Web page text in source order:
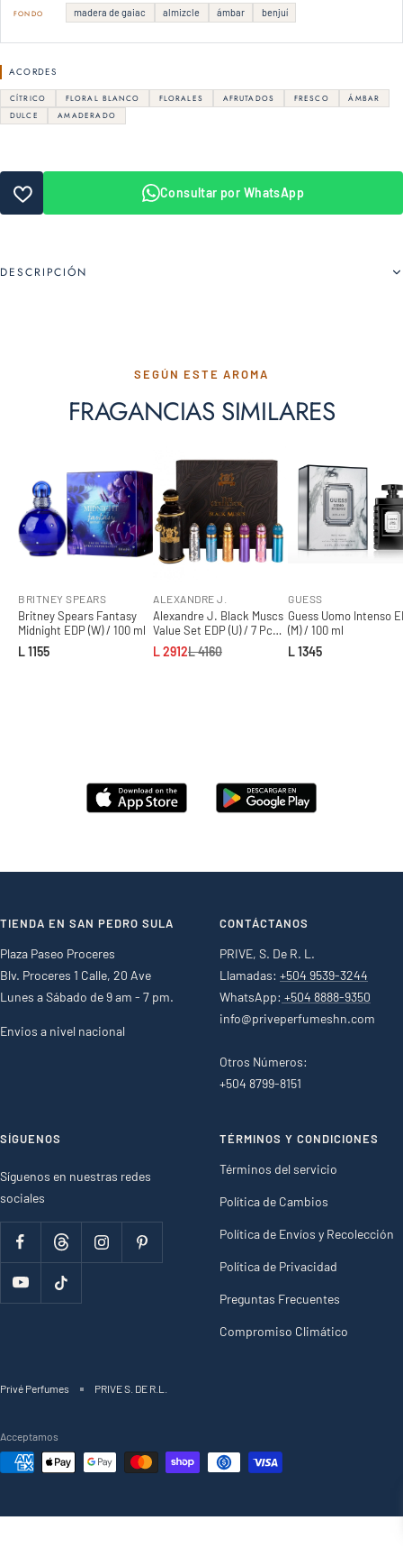
FONDO madera de gaiac almizcle ámbar benjuí
ACORDES
CÍTRICO FLORAL BLANCO FLORALES AFRUTADOS FRESCO
ÁMBAR
DULCE
AMADERADO
Consultar por WhatsApp
DESCRIPCIÓN
SEGÚN ESTE AROMA
FRAGANCIAS SIMILARES
BRITNEY SPEARS
Britney Spears Fantasy
Midnight EDP (W) / 100 ml
L 1155
ALEXANDRE J.
Alexandre J. Black Muscs
Value Set EDP (U) / 7 Pc
SP 100ml; SP 8 ml x6
L 2912L 4160
GUESS
Guess Uomo Intenso
(M) / 100 ml
L 1345
TIENDA EN SAN PEDRO SULA
Plaza Paseo Proceres
Blv. Proceres 1 Calle, 20 Ave
Lunes a Sábado de 9 am - 7 pm.
Envios a nivel nacional
CONTÁCTANOS
PRIVE, S. De R. L.
Llamadas: +504 9539-3244
WhatsApp: +504 8888-9350
info@priveperfumeshn.com
Otros Números:
+504 8799-8151
SÍGUENOS
Síguenos en nuestras redes
sociales
TÉRMINOS Y CONDICIONES
Términos del servicio
Política de Cambios
Política de Envíos y Recolección
Política de Privacidad
Preguntas Frecuentes
Compromiso Climático
Privé Perfumes PRIVE S. DE R.L.
Acceptamos